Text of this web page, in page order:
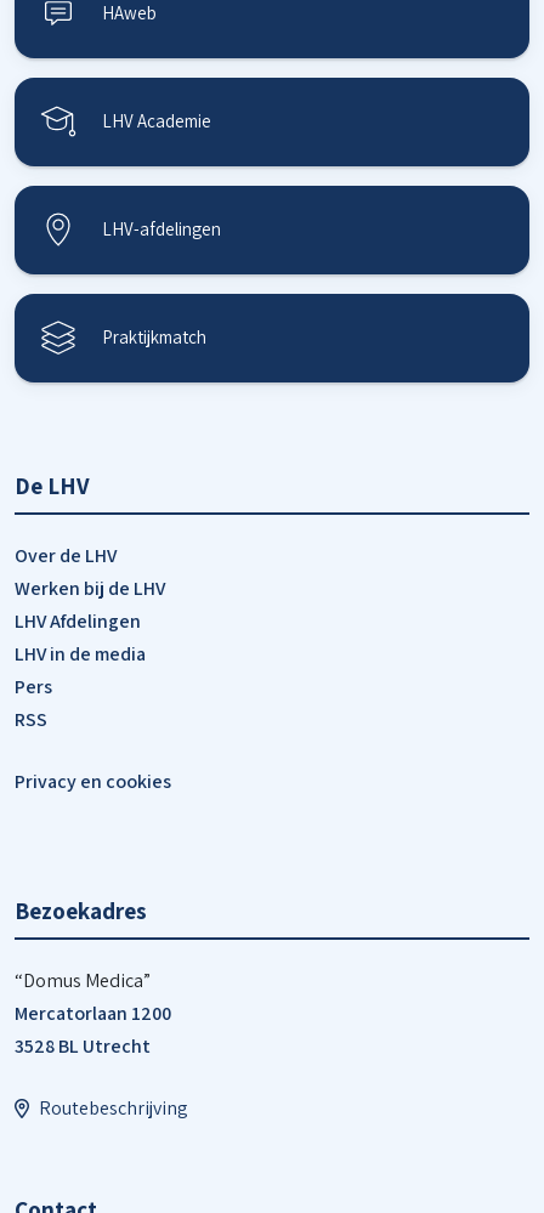
HAweb
LHV Academie
LHV-afdelingen
Praktijkmatch
De LHV
Over de LHV
Werken bij de LHV
LHV Afdelingen
LHV in de media
Pers
RSS
Privacy en cookies
Bezoekadres
“Domus Medica”
Mercatorlaan 1200
3528 BL Utrecht
Routebeschrijving